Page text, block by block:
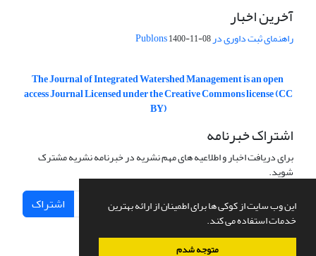
این وب سایت از کوکی ها برای اطمینان از ارائه بهترین
خدمات استفاده می کند.
متوجه شدم
آخرین اخبار
راهنمای ثبت داوری در Publons1400-11-08
The Journal of Integrated Watershed Management is an open
access Journal Licensed under the Creative Commons license (CC
BY)
اشتراک خبرنامه
برای دریافت اخبار و اطلاعیه های مهم نشریه در خبرنامه نشریه مشترک
شوید.
اشتراک